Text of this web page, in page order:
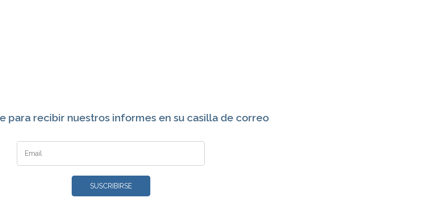
para recibir nuestros informes en su casilla de correo